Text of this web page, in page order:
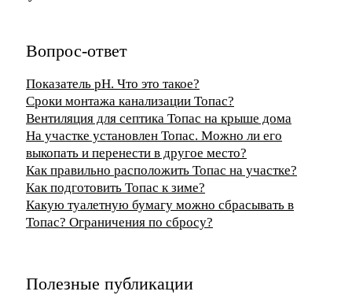
Вопрос-ответ
Показатель рН. Что это такое?
Сроки монтажа канализации Топас?
Вентиляция для септика Топас на крыше дома
На участке установлен Топас. Можно ли его
выкопать и перенести в другое место?
Как правильно расположить Топас на участке?
Как подготовить Топас к зиме?
Какую туалетную бумагу можно сбрасывать в
Топас? Ограничения по сбросу?
Полезные публикации